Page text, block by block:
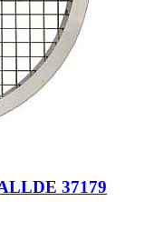
37179